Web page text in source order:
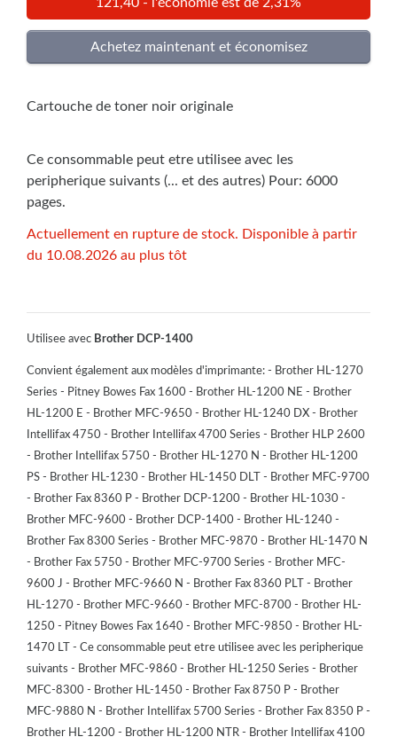
Cartouche de toner noir originale
Ce consommable peut etre utilisee avec les
peripherique suivants (... et des autres) Pour: 6000
pages.
Actuellement en rupture de stock. Disponible à partir
du 10.08.2026 au plus tôt
Utilisee avec Brother DCP-1400
Convient également aux modèles d'imprimante: - Brother HL-1270
Series - Pitney Bowes Fax 1600 - Brother HL-1200 NE - Brother
HL-1200 E - Brother MFC-9650 - Brother HL-1240 DX - Brother
Intellifax 4750 - Brother Intellifax 4700 Series - Brother HLP 2600
- Brother Intellifax 5750 - Brother HL-1270 N - Brother HL-1200
PS - Brother HL-1230 - Brother HL-1450 DLT - Brother MFC-9700
- Brother Fax 8360 P - Brother DCP-1200 - Brother HL-1030 -
Brother MFC-9600 - Brother DCP-1400 - Brother HL-1240 -
Brother Fax 8300 Series - Brother MFC-9870 - Brother HL-1470 N
- Brother Fax 5750 - Brother MFC-9700 Series - Brother MFC-
9600 J - Brother MFC-9660 N - Brother Fax 8360 PLT - Brother
HL-1270 - Brother MFC-9660 - Brother MFC-8700 - Brother HL-
1250 - Pitney Bowes Fax 1640 - Brother MFC-9850 - Brother HL-
1470 LT - Ce consommable peut etre utilisee avec les peripherique
suivants - Brother MFC-9860 - Brother HL-1250 Series - Brother
MFC-8300 - Brother HL-1450 - Brother Fax 8750 P - Brother
MFC-9880 N - Brother Intellifax 5700 Series - Brother Fax 8350 P -
Brother HL-1200 - Brother HL-1200 NTR - Brother Intellifax 4100